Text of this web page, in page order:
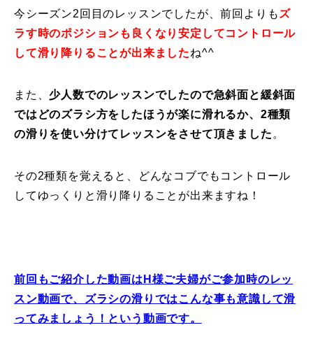
今シーズン2回目のレッスンでしたが、前回よりも ズ
ラす時のポジションも良くなり安定してコントロール
して滑り降りることが出来ましたね^^
また、少人数でのレッスンでしたので急斜面と緩斜面
ではどのズラシ方をしたほうが楽に滑れるか、2種類
の滑りを使い分けてレッスンをさせて頂きました 。
その2種類を覚えると、どんなコブでもコントロール
してゆっくりと滑り降りることが出来ますね！
前回もご紹介した動画はH様ご夫婦がご参加時のレッ
スン動画で、ズラシの滑りではこんな事も意識して滑
ってみましょう！という動画です。